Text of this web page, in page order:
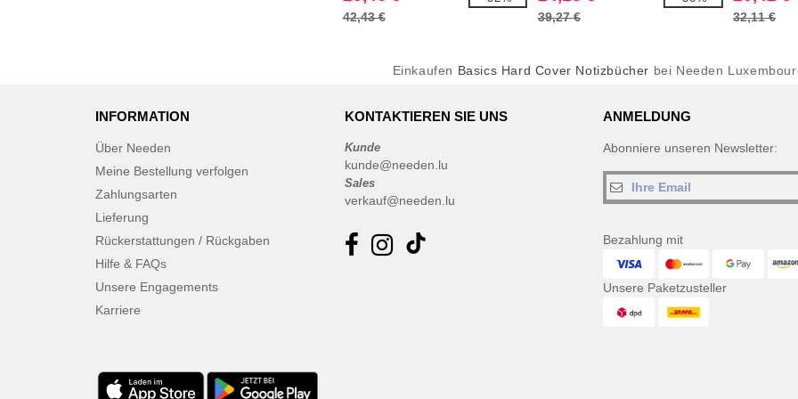
42,43 € 39,27 € 32,11 €
Einkaufen Basics Hard Cover Notizbücher bei Needen
INFORMATION
Über Needen
Meine Bestellung verfolgen
Zahlungsarten
Lieferung
Rückerstattungen / Rückgaben
Hilfe & FAQs
Unsere Engagements
Karriere
KONTAKTIEREN SIE UNS
Kunde
kunde@needen.lu
Sales
verkauf@needen.lu
ANMELDUNG
Abonniere unseren Newsletter:
Bezahlung mit
Unsere Paketzusteller